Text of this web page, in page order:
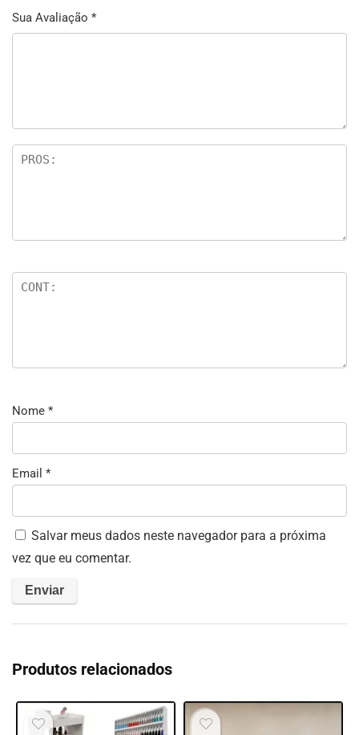
Sua Avaliação *
Nome *
Email *
Salvar meus dados neste navegador para a próxima
vez que eu comentar.
Produtos relacionados